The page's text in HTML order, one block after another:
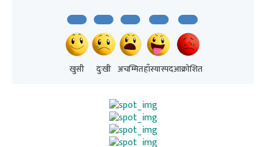
खुसी दुःखी अचम्मितहाँस्यास्पदआक्रोशित